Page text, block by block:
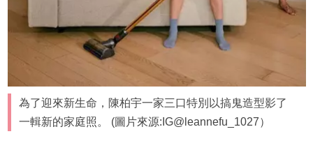
為了迎來新生命，陳柏宇一家三口特別以搞鬼造型影了
一輯新的家庭照。 (圖片來源:IG@leannefu_1027）